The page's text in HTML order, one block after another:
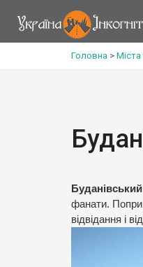
Головна > Міста
фанати. Попри
відвідання і